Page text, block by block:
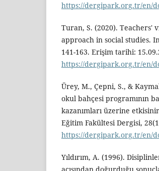
https://dergipark.org.tr/en/
Turan, S. (2020). Teachers'
approach in social studies.
141-163. Erişim tarihi:
https://dergipark.org.tr/en/
Ürey, M., Çepni, S., &
okul bahçesi programının
kazanımları üzerine
Eğitim Fakültesi Dergisi,
https://dergipark.org.tr/en/
Yıldırım, A. (1996).